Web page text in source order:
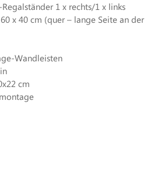
Regalständer 1 x rechts/1 x links
x 40 cm (quer – lange Seite an der
Wandleisten
cm